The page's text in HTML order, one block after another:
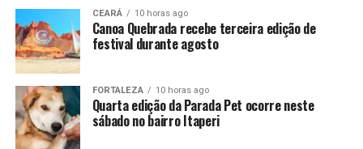
CEARÁ 10 horas ago
Canoa Quebrada recebe terceira edição de
festival durante agosto
FORTALEZA 10 horas ago
Quarta edição da Parada Pet ocorre neste
sábado no bairro Itaperi